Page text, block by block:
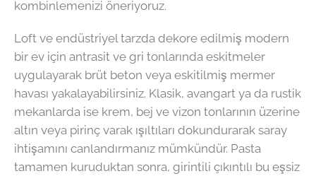
kombinlemenizi öneriyoruz.
Loft ve endüstriyel tarzda dekore edilmiş modern
bir ev için antrasit ve gri tonlarında eskitmeler
uygulayarak brüt beton veya eskitilmiş mermer
havası yakalayabilirsiniz. Klasik, avangart ya da rustik
mekanlarda ise krem, bej ve vizon tonlarının üzerine
altın veya pirinç varak ışıltıları dokundurarak saray
ihtişamını canlandırmanız mümkündür. Pasta
tamamen kuruduktan sonra, girintili çıkıntılı bu eşsiz